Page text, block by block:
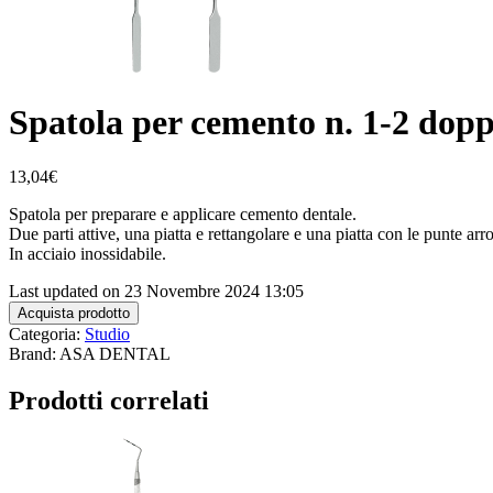
Spatola per cemento n. 1-2
13,04€
Spatola per preparare e applicare cemento dentale.
Due parti attive, una piatta e rettangolare e una piatta con le punte
In acciaio inossidabile.
Last updated on 23 Novembre 2024 13:05
Acquista prodotto
Categoria: Studio
Brand: ASA DENTAL
Prodotti correlati